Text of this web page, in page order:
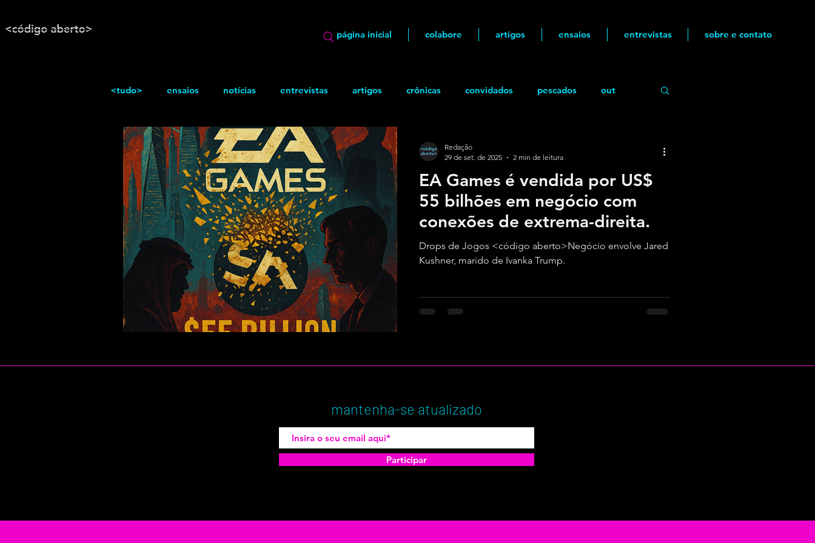
página inicial colabore artigos ensaios entrevistas sobre e contato
<tudo> ensaios notícias entrevistas artigos crônicas convidados pescados out
reportagem Texto / Reflexão geek Quadrinhos
EA Games é vendida por US$
55 bilhões em negócio com
conexões de extrema-direita.
Drops de Jogos <código aberto>Negócio envolve Jared
Kushner, marido de Ivanka Trump.
Redação
29 de set. de 2025
2 min de leitura
mantenha-se atualizado
Participar